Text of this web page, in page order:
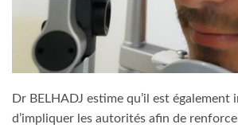
Dr BELHADJ estime qu’il est également
d’impliquer les autorités afin de